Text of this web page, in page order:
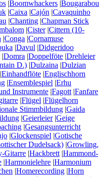
|Boomwhackers |Bougarabou
|Caixa |Cajón |Cavaquinho
|Chanting |Chapman Stick
|Cister|Cittern (10-
|Conga |Cornamuse
|Davul |Didgeridoo
|Domra |Doppelföte |Drehleier
D.) |Dulzaina |Dulzian
|Einhandflöte |Englischhorn
|Ensemblespiel |Erhu
Instrumente |Fagott|Fanfare
|Flügel |Flügelhorn
Stimmbildung |Gaida
|Geierleier|Geige
|Gesangsunterricht
|Glockenspiel |Gotische
Dudelsack) |Growling,
Gitarre |Hackbrett|Hammond-
|Harmonielehre |Harmonium
|Homerecording |Horn